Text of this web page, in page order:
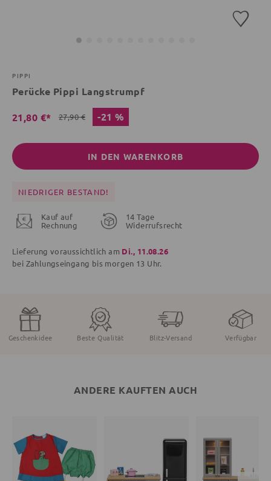
PIPPI
Perücke Pippi Langstrumpf
21,80 €* 27,90 € -21 %
IN DEN WARENKORB
NIEDRIGER BESTAND!
Kauf auf
Rechnung
14 Tage
Widerrufsrecht
Lieferung voraussichtlich am Di., 11.08.26
bei Zahlungseingang bis morgen 13 Uhr.
Geschenkidee Beste Qualität Blitz-Versand Verfügbar
ANDERE KAUFTEN AUCH